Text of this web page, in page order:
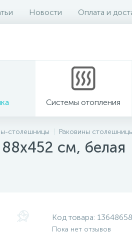
Новости Оплата и
Системы отопления
столешницы Раковины
см, белая
Код товара:
Пока нет отзывов